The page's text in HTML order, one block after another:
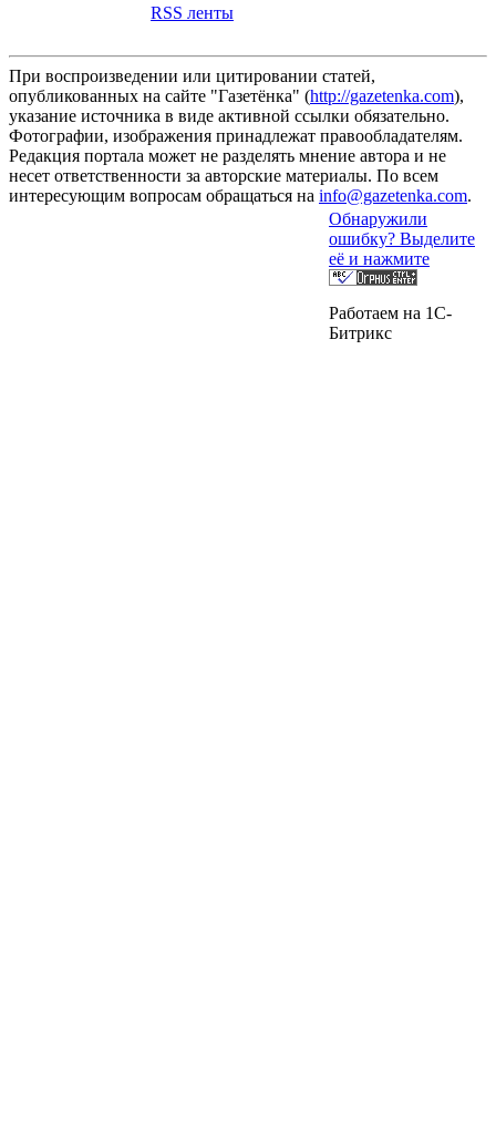
RSS ленты
При воспроизведении или цитировании статей,
опубликованных на сайте "Газетёнка" (http://gazetenka.com),
указание источника в виде активной ссылки обязательно.
Фотографии, изображения принадлежат правообладателям.
Редакция портала может не разделять мнение автора и не
несет ответственности за авторские материалы. По всем
интересующим вопросам обращаться на info@gazetenka.com.
Обнаружили
ошибку? Выделите
её и нажмите
Работаем на 1C-
Битрикс